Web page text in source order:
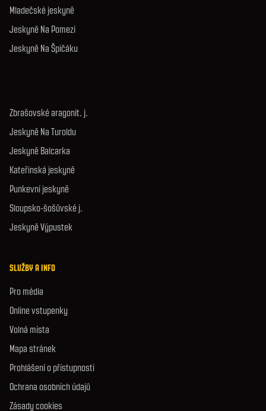
Mladečské jeskyně
Jeskyně Na Pomezí
Jeskyně Na Špičáku
Zbrašovské aragonit. j.
Jeskyně Na Turoldu
Jeskyně Balcarka
Kateřinská jeskyně
Punkevní jeskyně
Sloupsko-šošůvské j.
Jeskyně Výpustek
SLUŽBY A INFO
Pro média
Online vstupenky
Volná místa
Mapa stránek
Prohlášení o přístupnosti
Ochrana osobních údajů
Zásady cookies